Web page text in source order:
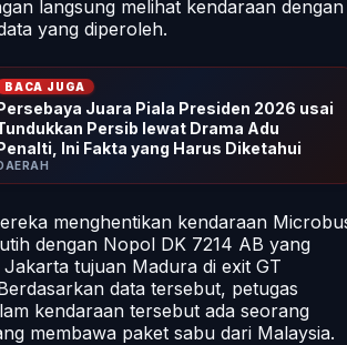
langsung melihat kendaraan dengan
yang diperoleh.
BACA JUGA
Juara Piala Presiden 2026 usai
Persib lewat Drama Adu
Ini Fakta yang Harus Diketahui
menghentikan kendaraan
dengan Nopol DK 7214 AB yang
tujuan Madura di exit GT
data tersebut, petugas
kendaraan tersebut ada seorang
membawa paket sabu dari Malaysia.